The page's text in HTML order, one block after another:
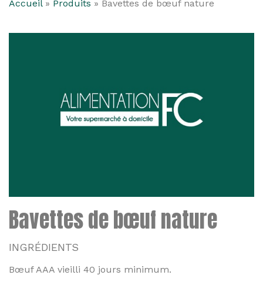
Accueil» Produits » Bavettes de bœuf nature
Bavettes de bœuf nature
INGRÉDIENTS
Bœuf AAA vieilli 40 jours minimum.